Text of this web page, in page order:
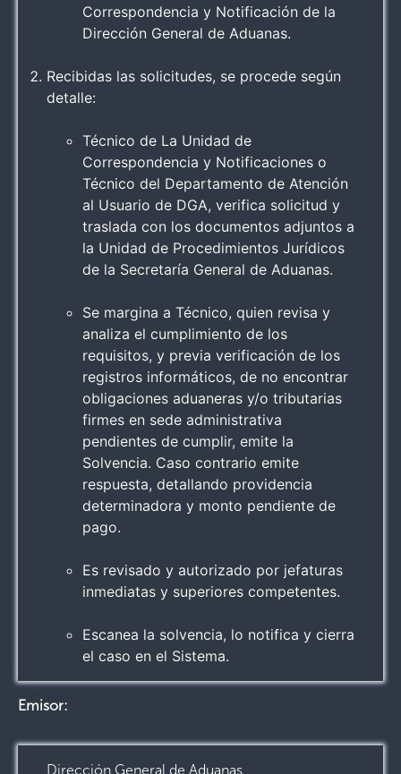
Correspondencia y Notificación de la
Dirección General de Aduanas.
Recibidas las solicitudes, se procede según
detalle:
Técnico de La Unidad de
Correspondencia y Notificaciones o
Técnico del Departamento de Atención
al Usuario de DGA, verifica solicitud y
traslada con los documentos adjuntos a
la Unidad de Procedimientos Jurídicos
de la Secretaría General de Aduanas.
Se margina a Técnico, quien revisa y
analiza el cumplimiento de los
requisitos, y previa verificación de los
registros informáticos, de no encontrar
obligaciones aduaneras y/o tributarias
firmes en sede administrativa
pendientes de cumplir, emite la
Solvencia. Caso contrario emite
respuesta, detallando providencia
determinadora y monto pendiente de
pago.
Es revisado y autorizado por jefaturas
inmediatas y superiores competentes.
Escanea la solvencia, lo notifica y cierra
el caso en el Sistema.
Emisor:
Dirección General de Aduanas